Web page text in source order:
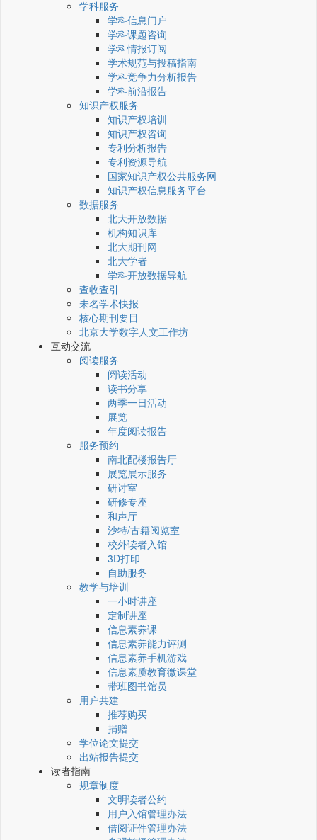
学科服务
学科信息门户
学科课题咨询
学科情报订阅
学术规范与投稿指南
学科竞争力分析报告
学科前沿报告
知识产权服务
知识产权培训
知识产权咨询
专利分析报告
专利资源导航
国家知识产权公共服务网
知识产权信息服务平台
数据服务
北大开放数据
机构知识库
北大期刊网
北大学者
学科开放数据导航
查收查引
未名学术快报
核心期刊要目
北京大学数字人文工作坊
互动交流
阅读服务
阅读活动
读书分享
两季一日活动
展览
年度阅读报告
服务预约
南北配楼报告厅
展览展示服务
研讨室
研修专座
和声厅
沙特/古籍阅览室
校外读者入馆
3D打印
自助服务
教学与培训
一小时讲座
定制讲座
信息素养课
信息素养能力评测
信息素养手机游戏
信息素质教育微课堂
带班图书馆员
用户共建
推荐购买
捐赠
学位论文提交
出站报告提交
读者指南
规章制度
文明读者公约
用户入馆管理办法
借阅证件管理办法